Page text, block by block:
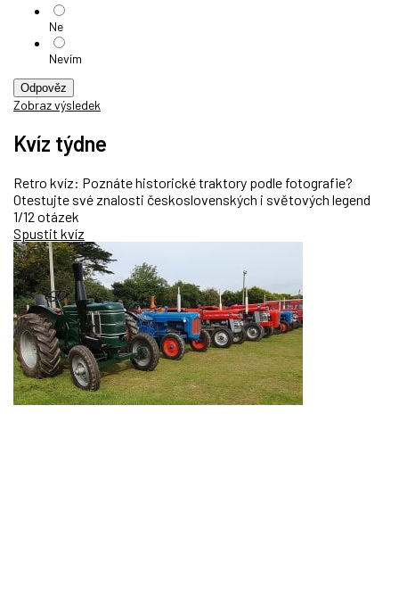
Ne
Nevím
Odpověz
Zobraz výsledek
Kvíz týdne
Retro kvíz: Poznáte historické traktory podle fotografie?
Otestujte své znalosti československých i světových legend
1/12 otázek
Spustit kvíz